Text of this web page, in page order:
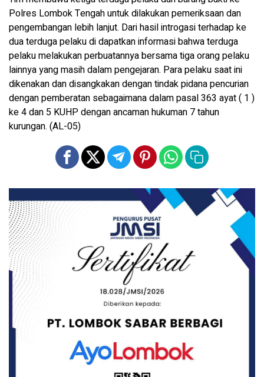
Polres Lombok Tengah untuk dilakukan pemeriksaan dan
pengembangan lebih lanjut. Dari hasil introgasi terhadap ke
dua terduga pelaku di dapatkan informasi bahwa terduga
pelaku melakukan perbuatannya bersama tiga orang pelaku
lainnya yang masih dalam pengejaran. Para pelaku saat ini
dikenakan dan disangkakan dengan tindak pidana pencurian
dengan pemberatan sebagaimana dalam pasal 363 ayat ( 1 )
ke 4 dan 5 KUHP dengan ancaman hukuman 7 tahun
kurungan. (AL-05)